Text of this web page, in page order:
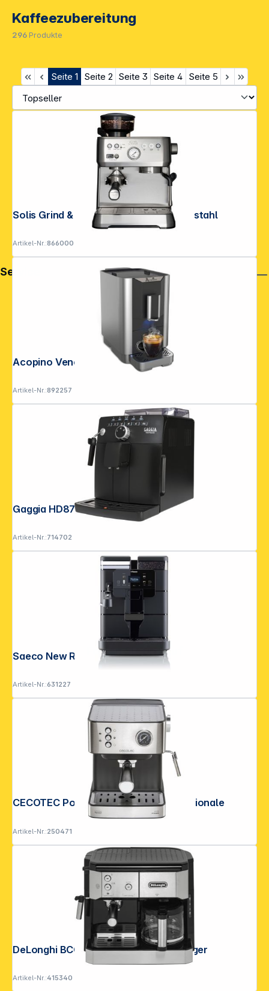
Kaffeezubereitung
296 Produkte
Seite 1 Seite 2 Seite 3 Seite 4 Seite 5
Solis Grind & Infuse Perfetta 1019 edelstahl
Artikel-Nr.:866000
Acopino Venezia anthrazit
Artikel-Nr.:892257
Gaggia HD8749/01 Naviglio black
Artikel-Nr.:714702
Saeco New Royal Plus
Artikel-Nr.:631227
CECOTEC Power Espresso 20 Professionale
Artikel-Nr.:250471
DeLonghi BCO421.S Espresso-Siebträger
Artikel-Nr.:415340
Service
Folgen Sie uns auf